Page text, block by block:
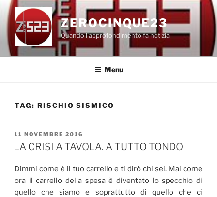
Salta
contenuto
ZEROCINQUE23
Quando l'approfondimento fa notizia
Menu
TAG: RISCHIO SISMICO
PUBBLICATO
IL
11 NOVEMBRE 2016
LA CRISI A TAVOLA. A TUTTO TONDO
Dimmi come è il tuo carrello e ti dirò chi sei. Mai come
ora il carrello della spesa è diventato lo specchio di
quello che siamo e soprattutto di quello che ci